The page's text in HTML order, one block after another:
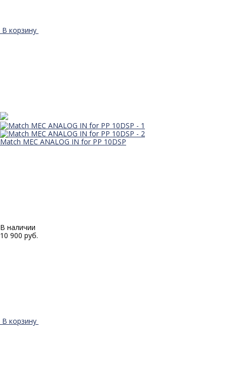
В корзину
Match MEC ANALOG IN for PP 10DSP
В наличии
10 900 руб.
В корзину